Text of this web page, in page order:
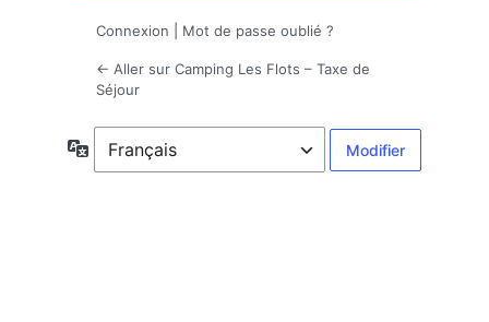
Connexion Mot de passe oublié ?
← Aller sur Camping Les Flots – Taxe de
Séjour
Langue